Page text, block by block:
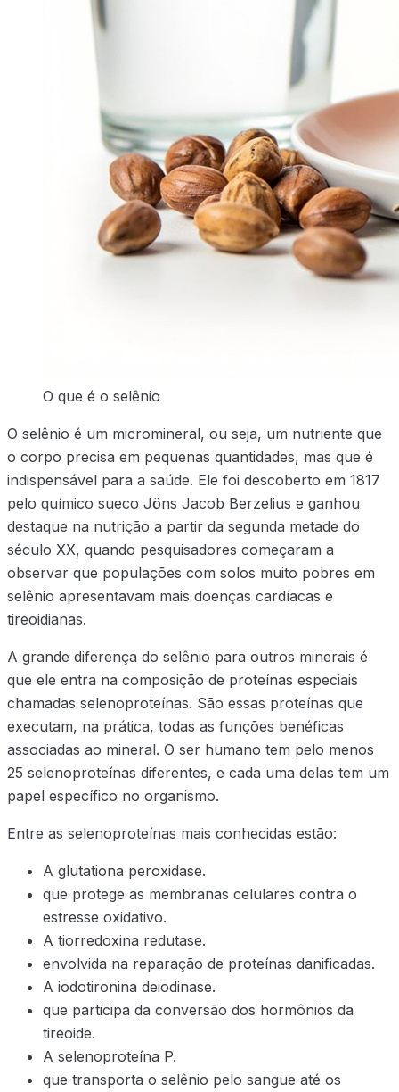
O que é o selênio
O selênio é um micromineral, ou seja, um nutriente que
o corpo precisa em pequenas quantidades, mas que é
indispensável para a saúde. Ele foi descoberto em 1817
pelo químico sueco Jöns Jacob Berzelius e ganhou
destaque na nutrição a partir da segunda metade do
século XX, quando pesquisadores começaram a
observar que populações com solos muito pobres em
selênio apresentavam mais doenças cardíacas e
tireoidianas.
A grande diferença do selênio para outros minerais é
que ele entra na composição de proteínas especiais
chamadas selenoproteínas. São essas proteínas que
executam, na prática, todas as funções benéficas
associadas ao mineral. O ser humano tem pelo menos
25 selenoproteínas diferentes, e cada uma delas tem um
papel específico no organismo.
Entre as selenoproteínas mais conhecidas estão:
A glutationa peroxidase.
que protege as membranas celulares contra o
estresse oxidativo.
A tiorredoxina redutase.
envolvida na reparação de proteínas danificadas.
A iodotironina deiodinase.
que participa da conversão dos hormônios da
tireoide.
A selenoproteína P.
que transporta o selênio pelo sangue até os